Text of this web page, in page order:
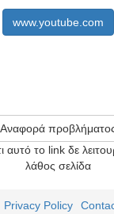
www.youtube.com
Αναφορά
το link δε
λάθος σελίδα
Privacy Policy